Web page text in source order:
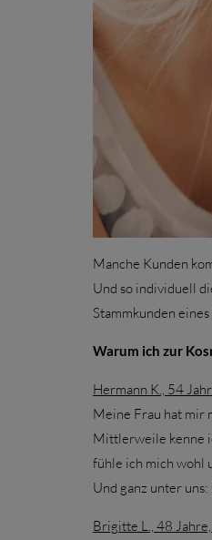
Manche Kunden
Und so individuell
Stammkunden
Warum ich zur
Hermann K., 54
Meine Frau hat mir
Mittlerweile kenne
fühle ich mich wohl
Und ganz unter
Brigitte L., 48